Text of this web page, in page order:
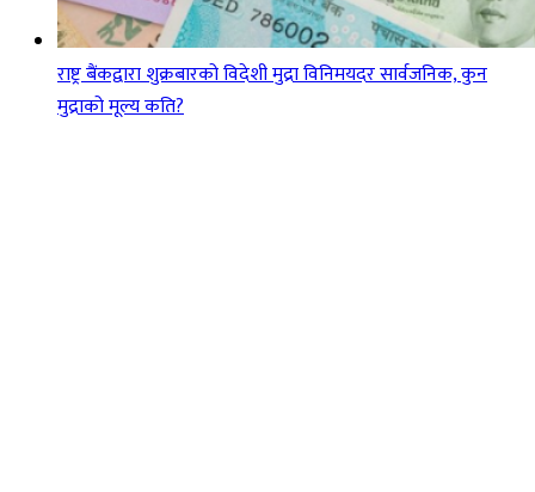
राष्ट्र बैंकद्वारा शुक्रबारको विदेशी मुद्रा विनिमयदर सार्वजनिक, कुन
मुद्राको मूल्य कति?